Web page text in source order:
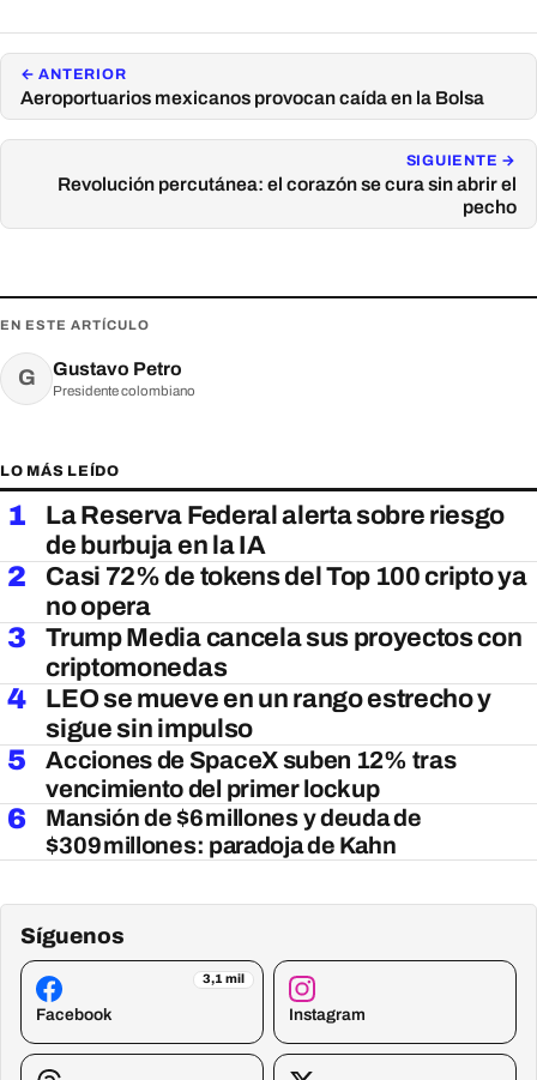
← ANTERIOR
Aeroportuarios mexicanos provocan caída en la Bolsa
SIGUIENTE →
Revolución percutánea: el corazón se cura sin abrir el
pecho
EN ESTE ARTÍCULO
G Gustavo Petro
Presidente colombiano
LO MÁS LEÍDO
1
La Reserva Federal alerta sobre riesgo
de burbuja en la IA
2
Casi 72% de tokens del Top 100 cripto ya
no opera
3
Trump Media cancela sus proyectos con
criptomonedas
4
LEO se mueve en un rango estrecho y
sigue sin impulso
5
Acciones de SpaceX suben 12% tras
vencimiento del primer lockup
6
Mansión de $6 millones y deuda de
$309 millones: paradoja de Kahn
Síguenos
3,1 mil
Facebook Instagram